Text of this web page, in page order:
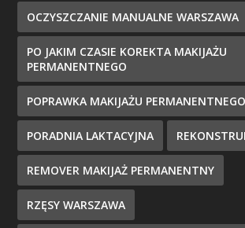
OCZYSZCZANIE MANUALNE WARSZAWA
PO JAKIM CZASIE KOREKTA MAKIJAŻU
PERMANENTNEGO
POPRAWKA MAKIJAŻU
PORADNIA LAKTACYJNA
REMOVER MAKIJAŻ PERMANENTNY
RZĘSY WARSZAWA